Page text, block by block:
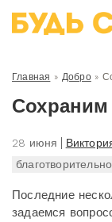
Главная » Добро»
28 июня
Последние
задаемся